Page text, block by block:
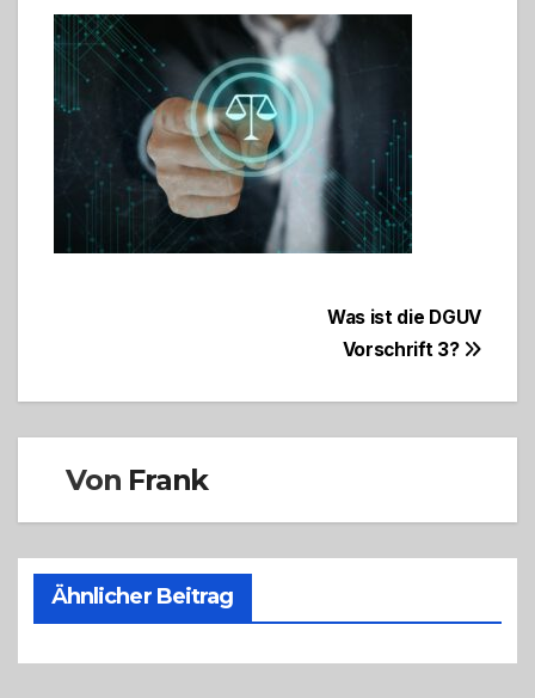
BeitragsnavigationWas ist die DGUV
Vorschrift 3?
Von Frank
Ähnlicher Beitrag